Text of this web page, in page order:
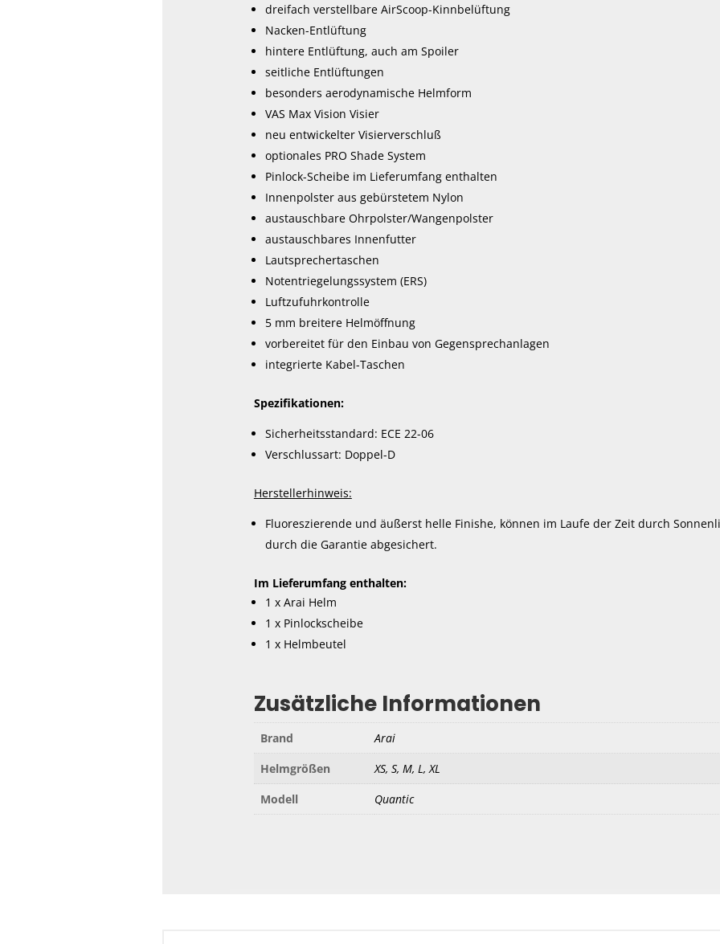
dreifach verstellbare AirScoop-Kinnbelüftung
Nacken-Entlüftung
hintere Entlüftung, auch am Spoiler
seitliche Entlüftungen
besonders aerodynamische Helmform
VAS Max Vision Visier
neu entwickelter Visierverschluß
optionales PRO Shade System
Pinlock-Scheibe im Lieferumfang enthalten
Innenpolster aus gebürstetem Nylon
austauschbare Ohrpolster/Wangenpolster
austauschbares Innenfutter
Lautsprechertaschen
Notentriegelungssystem (ERS)
Luftzufuhrkontrolle
5 mm breitere Helmöffnung
vorbereitet für den Einbau von Gegensprechanlagen
integrierte Kabel-Taschen
Spezifikationen:
Sicherheitsstandard: ECE 22-06
Verschlussart: Doppel-D
Herstellerhinweis:
Fluoreszierende und äußerst helle Finishe, können im Laufe der Zeit durch
durch die Garantie abgesichert.
Im Lieferumfang enthalten:
1 x Arai Helm
1 x Pinlockscheibe
1 x Helmbeutel
Zusätzliche Informationen
Brand
Arai
Helmgrößen
XS, S, M, L, XL
Modell
Quantic